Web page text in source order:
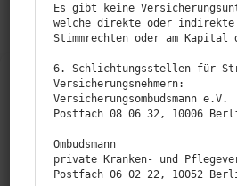
Cookie-Zustimmung
Um dir ein optimales Erlebnis zu bieten,
Wenn du diesen Technologien zustimmst,
Surfverhalten oder eindeutige IDs auf dieser
Wer sich häufig nautisch
her­seh­barkeit des Meeres und
Es gibt keine
welche direkte oder indirekte
Stimmrechten oder am
6. Schlichtungsstellen für
Versicherungsnehmern:
Versicherungsombudsmann e.V.
Postfach 08 06 32, 10006
Ombudsmann
private Kranken- und
Postfach 06 02 22, 10052